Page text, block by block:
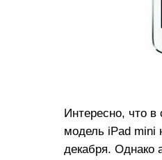
Интересно, что
модель iPad mini
декабря. Однако